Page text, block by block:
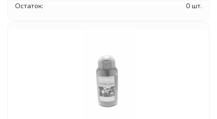
Остаток:
0 шт.